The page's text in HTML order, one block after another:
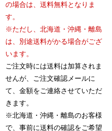
の場合は、送料無料となりま
す。
※ただし、北海道・沖縄・離島
は、別途送料がかる場合がござ
います。
ご注文時には送料は加算されま
せんが、ご注文確認メールに
て、金額をご連絡させていただ
きます。
※北海道・沖縄・離島のお客様
で、事前に送料の確認をご希望